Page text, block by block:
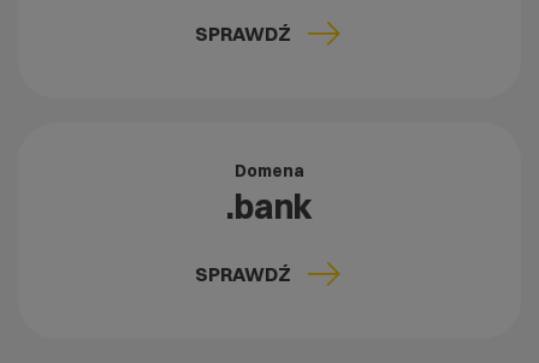
SPRAWDŹ
Domena
.bank
SPRAWDŹ